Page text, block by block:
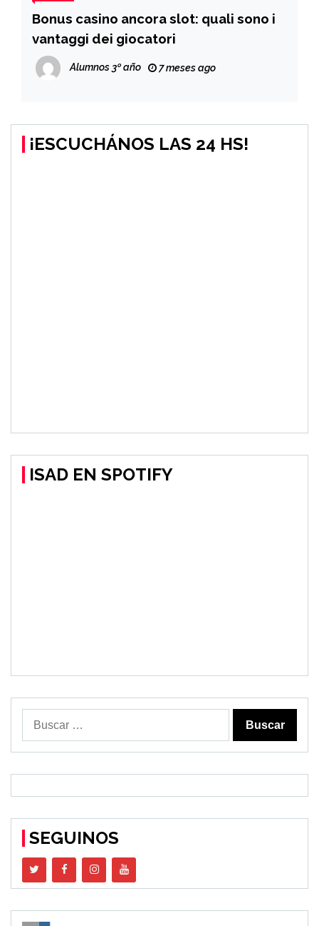
Bonus casino ancora slot: quali sono i
vantaggi dei giocatori
Alumnos 3º año 7 meses ago
¡ESCUCHÁNOS LAS 24 HS!
ISAD EN SPOTIFY
SEGUINOS